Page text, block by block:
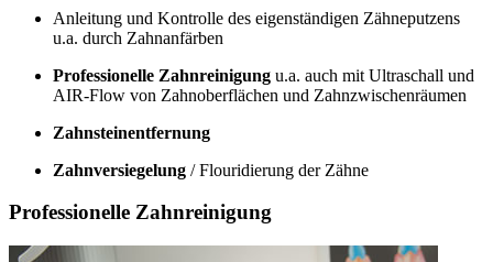
Anleitung und Kontrolle des eigenständigen Zähneputzens
u.a. durch Zahnanfärben
Professionelle Zahnreinigung u.a. auch mit Ultraschall und
AIR-Flow von Zahnoberflächen und Zahnzwischenräumen
Zahnsteinentfernung
Zahnversiegelung / Flouridierung der Zähne
Professionelle Zahnreinigung